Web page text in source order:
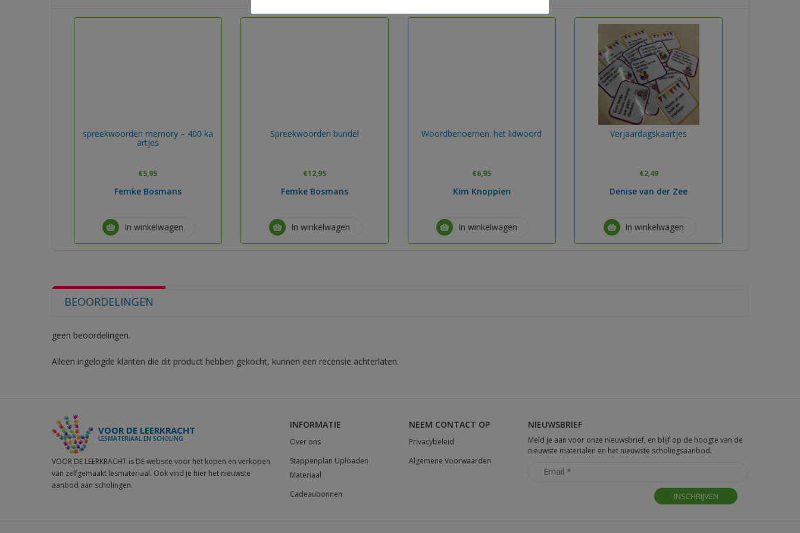
spreekwoorden memory – 400 ka
artjes
€5,95
Femke Bosmans
In winkelwagen
Spreekwoorden bundel
€12,95
Femke Bosmans
In winkelwagen
Woordbenoemen: het lidwoord
€6,95
Kim Knoppien
In winkelwagen
Verjaardagskaartjes
€2,49
Denise van der Zee
In winkelwagen
BEOORDELINGEN
geen beoordelingen.
Alleen ingelogde klanten die dit product hebben gekocht, kunnen een recensie achterlaten.
VOOR DE LEERKRACHT
LESMATERIAAL EN SCHOLING
VOOR DE LEERKRACHT is DE website voor het kopen en verkopen
van zelfgemaakt lesmateriaal. Ook vind je hier het nieuwste
aanbod aan scholingen.
INFORMATIE
Over ons
Stappenplan Uploaden
Materiaal
Cadeaubonnen
NEEM CONTACT OP
Privacybeleid
Algemene Voorwaarden
NIEUWSBRIEF
Meld je aan voor onze nieuwsbrief, en blijf op de hoogte van de
nieuwste materialen en het nieuwste scholingsaanbod.